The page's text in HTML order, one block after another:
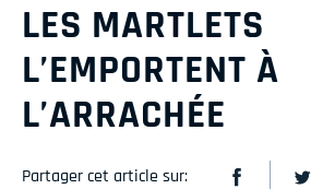
LES MARTLETS
L’EMPORTENT À
L’ARRACHÉE
Partager cet article sur: